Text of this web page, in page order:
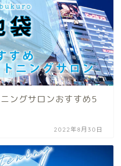
ングサロンおすすめ5
2022年8月30日